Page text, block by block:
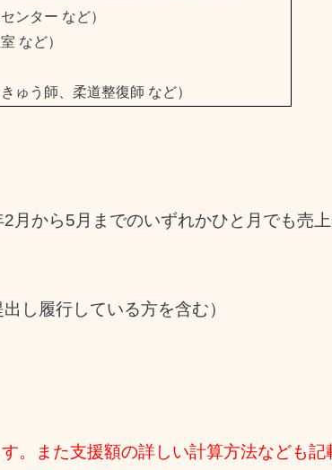
ンター など）
など）
ゅう師、柔道整復師 など）
から5月までのいずれかひと月でも売上
し履行している方を含む）
。また支援額の詳しい計算方法なども記